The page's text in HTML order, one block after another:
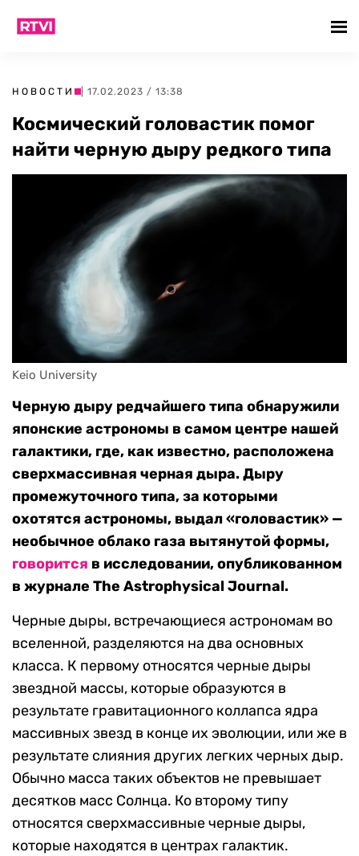
НОВОСТИ | 17.02.2023 / 13:38
Космический головастик помог
найти черную дыру редкого типа
Keio University
Черную дыру редчайшего типа обнаружили
японские астрономы в самом центре нашей
галактики, где, как известно, расположена
сверхмассивная черная дыра. Дыру
промежуточного типа, за которыми
охотятся астрономы, выдал «головастик» —
необычное облако газа вытянутой формы,
говорится в исследовании, опубликованном
в журнале The Astrophysical Journal.
Черные дыры, встречающиеся астрономам во
вселенной, разделяются на два основных
класса. К первому относятся черные дыры
звездной массы, которые образуются в
результате гравитационного коллапса ядра
массивных звезд в конце их эволюции, или же в
результате слияния других легких черных дыр.
Обычно масса таких объектов не превышает
десятков масс Солнца. Ко второму типу
относятся сверхмассивные черные дыры,
которые находятся в центрах галактик.